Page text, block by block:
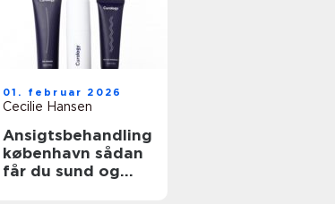
01. februar 2026
Cecilie Hansen
Ansigtsbehandling
københavn sådan
får du sund og